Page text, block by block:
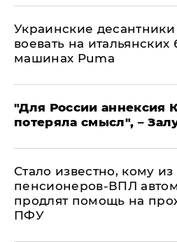
Украинские
воевать на итальянских
машинах Puma
"Для России аннексия
потеряла смысл", –
Стало известно, кому
пенсионеров-ВПЛ
продлят помощь на
ПФУ